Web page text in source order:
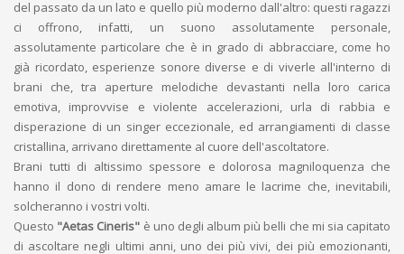
del passato da un lato e quello più moderno dall'altro: questi ragazzi
ci offrono, infatti, un suono assolutamente personale,
assolutamente particolare che è in grado di abbracciare, come ho
già ricordato, esperienze sonore diverse e di viverle all'interno di
brani che, tra aperture melodiche devastanti nella loro carica
emotiva, improvvise e violente accelerazioni, urla di rabbia e
disperazione di un singer eccezionale, ed arrangiamenti di classe
cristallina, arrivano direttamente al cuore dell'ascoltatore.
Brani tutti di altissimo spessore e dolorosa magniloquenza che
hanno il dono di rendere meno amare le lacrime che, inevitabili,
solcheranno i vostri volti.
Questo "Aetas Cineris" è uno degli album più belli che mi sia capitato
di ascoltare negli ultimi anni, uno dei più vivi, dei più emozionanti,